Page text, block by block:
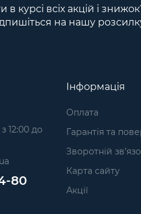
в курсі всіх акцій і
на нашу
12:00 до
80
Інформація
Оплата
Гарантія та
Зворотній
Карта сайту
Акції